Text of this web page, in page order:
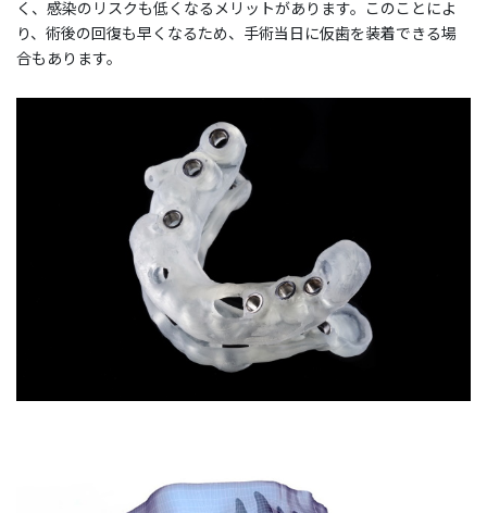
く、感染のリスクも低くなるメリットがあります。このことによ
り、術後の回復も早くなるため、手術当日に仮歯を装着できる場
合もあります。